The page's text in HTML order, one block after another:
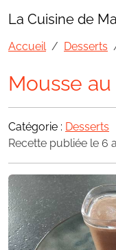
La Cuisine de
Accueil Desserts
Mousse
Catégorie : Desserts
Recette publiée le 6